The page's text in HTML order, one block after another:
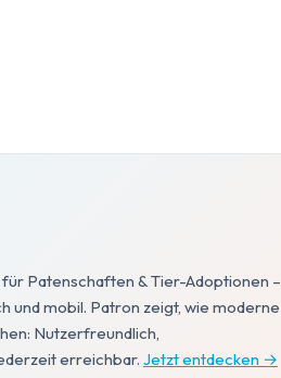
Patenschaften & Tier-Adoptionen –
und mobil. Patron zeigt, wie moderne
Nutzerfreundlich,
erreichbar. Jetzt entdecken →